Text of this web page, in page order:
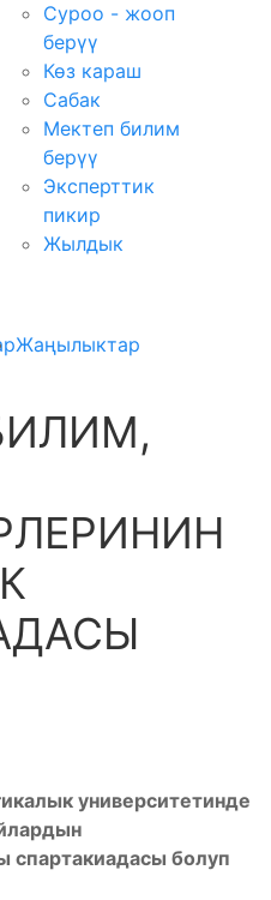
Суроо - жооп
берүү
Көз караш
Сабак
Мектеп билим
берүү
Эксперттик
пикир
Жылдык
Жаңылыктар
университетинде
спартакиадасы болуп